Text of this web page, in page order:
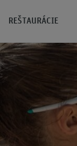
REŠTAURÁCIE